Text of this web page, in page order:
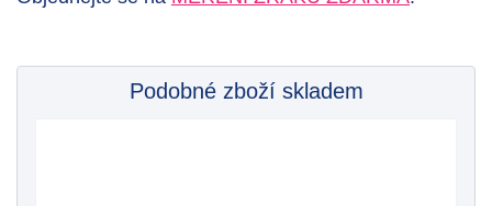
Podobné zboží skladem